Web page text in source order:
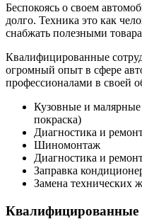
Беспокоясь о своем
долго. Техника это как
снабжать полезными
Квалифицированные
огромный опыт в сфере
профессионалами в своей
Кузовные и
покраска)
Диагностика и
Шиномонтаж
Диагностика и
Заправка
Замена технических
Квалифицированные